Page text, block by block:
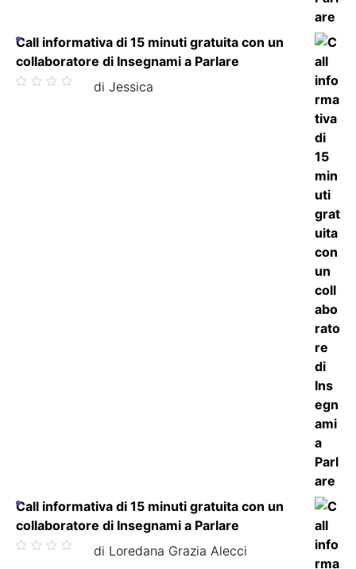
Call informativa di 15 minuti gratuita con un
collaboratore di Insegnami a Parlare
Valutato di Jessica
Call informativa di 15 minuti gratuita con un
collaboratore di Insegnami a Parlare
Valutato di Loredana Grazia Alecci